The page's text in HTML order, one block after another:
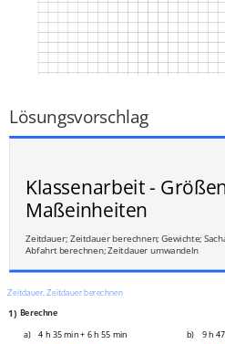
Lösungsvorschlag
Klassenarbeit -
Maßeinheiten
Zeitdauer; Zeitdauer berechnen; Gewichte;
Abfahrt berechnen; Zeitdauer umwandeln
Zeitdauer, Zeitdauer berechnen
1) Berechne
a) 4 h 35 min + 6 h 55 min b)
9 h